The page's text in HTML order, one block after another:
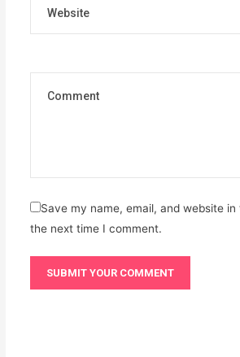
Save my name, email, and website
the next time I comment.